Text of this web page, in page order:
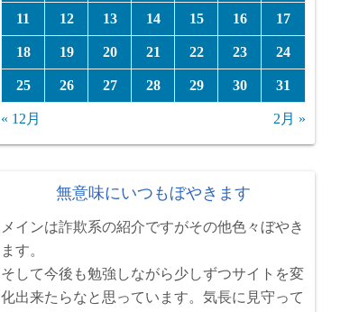
11 12 13 14 15 16 17
18 19 20 21 22 23 24
25 26 27 28 29 30 31
« 12月 2月 »
無意味にいつもぼやきます
メインは詐欺系の紹介ですがその他色々ぼやき
ます。
そして今後も勉強しながら少しずつサイトを変
化出来たらなと思っています。気長に見守って